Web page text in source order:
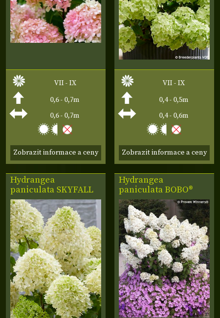
VII - IX
0,6 - 0,7m
0,6 - 0,7m
Zobrazit informace a ceny
VII - IX
0,4 - 0,5m
0,4 - 0,6m
Zobrazit informace a ceny
Hydrangea
paniculata SKYFALL
Hydrangea
paniculataBOBO®